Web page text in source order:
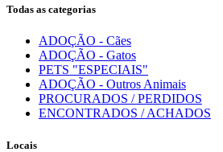
Todas as categorias
ADOÇÃO - Cães
ADOÇÃO - Gatos
PETS "ESPECIAIS"
ADOÇÃO - Outros Animais
PROCURADOS / PERDIDOS
ENCONTRADOS / ACHADOS
Locais